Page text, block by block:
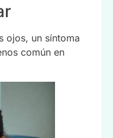
ojos, un síntoma
común en